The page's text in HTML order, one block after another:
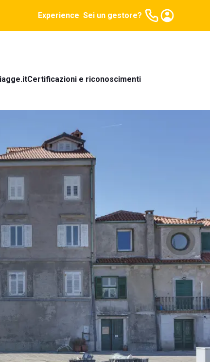
Experience Sei un gestore?
Certificazioni e riconoscimenti